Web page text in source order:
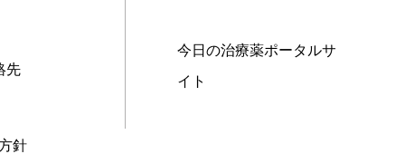
先
針
今日の治療薬ポータルサ
イト